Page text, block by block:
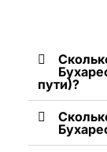
пути)?